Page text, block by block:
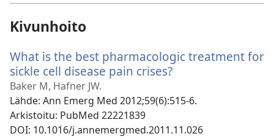
Kivunhoito
What is the best pharmacologic treatment for
sickle cell disease pain crises?
ikkunan)
Baker M, Hafner JW.
Lähde‎: Ann Emerg Med 2012;59(6):515-6.
Arkistoitu‎: PubMed 22221839
DOI‎: 10.1016/j.annemergmed.2011.11.026